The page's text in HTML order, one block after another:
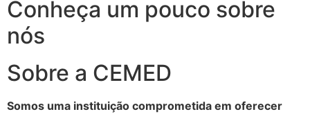
Conheça um pouco sobre
nós
Sobre a CEMED
Somos uma instituição comprometida em oferecer